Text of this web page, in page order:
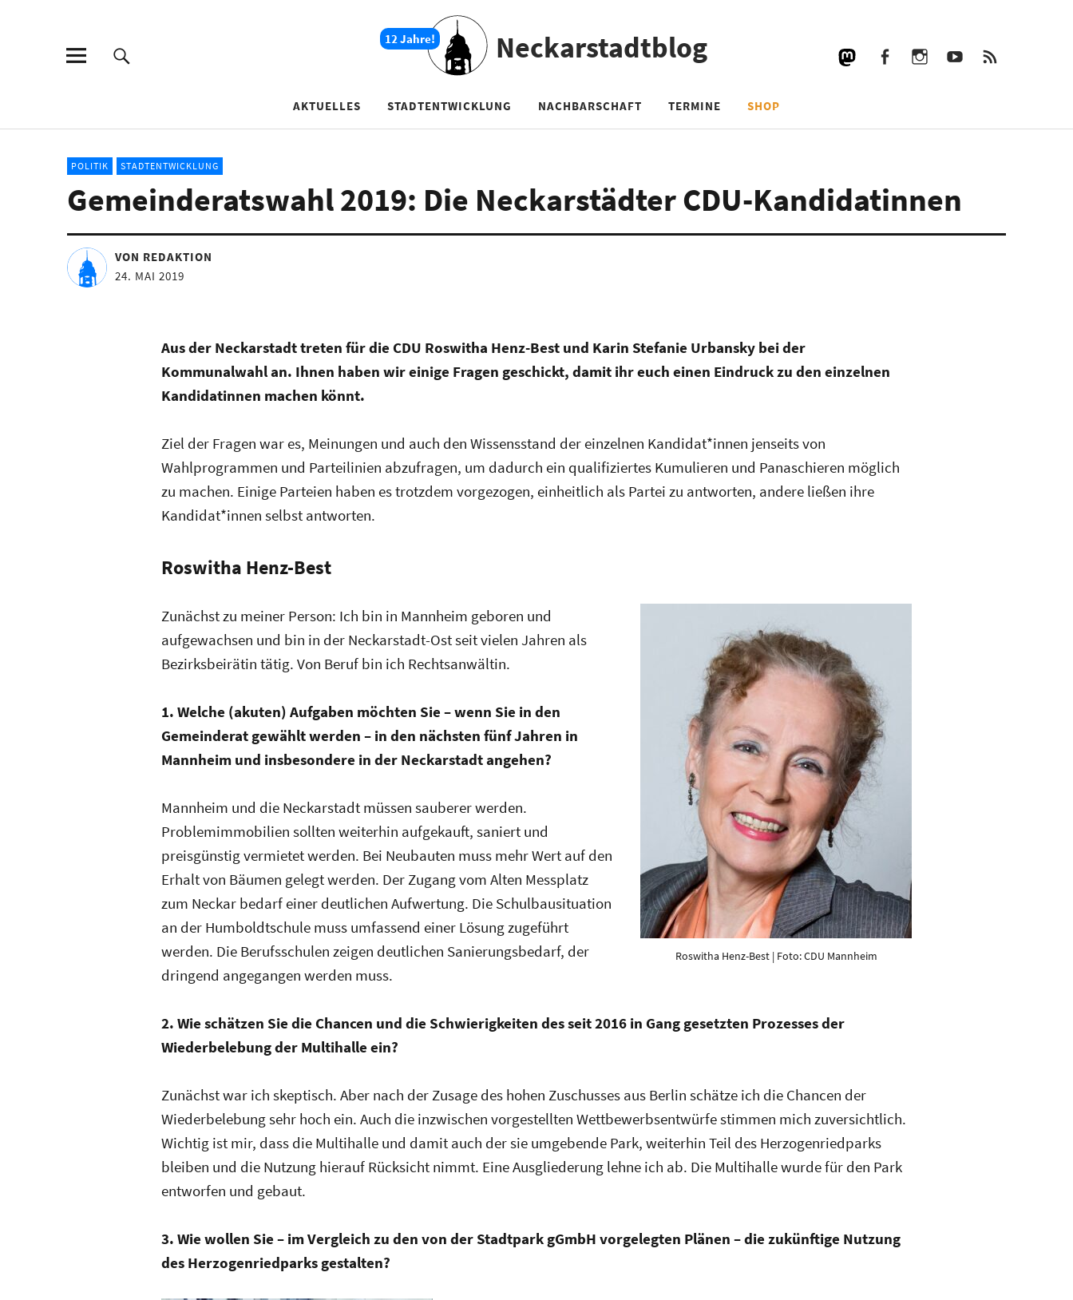
Neckarstadtblog
AKTUELLES STADTENTWICKLUNG NACHBARSCHAFT TERMINE SHOP
POLITIK STADTENTWICKLUNG
Gemeinderatswahl 2019: Die Neckarstädter CDU-Kandidatinnen
VON REDAKTION
24. MAI 2019
Aus der Neckarstadt treten für die CDU Roswitha Henz-Best und Karin Stefanie Urbansky bei der
Kommunalwahl an. Ihnen haben wir einige Fragen geschickt, damit ihr euch einen Eindruck zu den einzelnen
Kandidatinnen machen könnt.
Ziel der Fragen war es, Meinungen und auch den Wissensstand der einzelnen Kandidat*innen jenseits von
Wahlprogrammen und Parteilinien abzufragen, um dadurch ein qualifiziertes Kumulieren und Panaschieren möglich
zu machen. Einige Parteien haben es trotzdem vorgezogen, einheitlich als Partei zu antworten, andere ließen ihre
Kandidat*innen selbst antworten.
Roswitha Henz-Best
Roswitha Henz-Best | Foto: CDU Mannheim
Zunächst zu meiner Person: Ich bin in Mannheim geboren und
aufgewachsen und bin in der Neckarstadt-Ost seit vielen Jahren als
Bezirksbeirätin tätig. Von Beruf bin ich Rechtsanwältin.
1. Welche (akuten) Aufgaben möchten Sie – wenn Sie in den
Gemeinderat gewählt werden – in den nächsten fünf Jahren in
Mannheim und insbesondere in der Neckarstadt angehen?
Mannheim und die Neckarstadt müssen sauberer werden.
Problemimmobilien sollten weiterhin aufgekauft, saniert und
preisgünstig vermietet werden. Bei Neubauten muss mehr Wert auf den
Erhalt von Bäumen gelegt werden. Der Zugang vom Alten Messplatz
zum Neckar bedarf einer deutlichen Aufwertung. Die Schulbausituation
an der Humboldtschule muss umfassend einer Lösung zugeführt
werden. Die Berufsschulen zeigen deutlichen Sanierungsbedarf, der
dringend angegangen werden muss.
2. Wie schätzen Sie die Chancen und die Schwierigkeiten des seit 2016 in Gang gesetzten Prozesses der
Wiederbelebung der Multihalle ein?
Zunächst war ich skeptisch. Aber nach der Zusage des hohen Zuschusses aus Berlin schätze ich die Chancen der
Wiederbelebung sehr hoch ein. Auch die inzwischen vorgestellten Wettbewerbsentwürfe stimmen mich zuversichtlich.
Wichtig ist mir, dass die Multihalle und damit auch der sie umgebende Park, weiterhin Teil des Herzogenriedparks
bleiben und die Nutzung hierauf Rücksicht nimmt. Eine Ausgliederung lehne ich ab. Die Multihalle wurde für den Park
entworfen und gebaut.
3. Wie wollen Sie – im Vergleich zu den von der Stadtpark gGmbH vorgelegten Plänen – die zukünftige Nutzung
des Herzogenriedparks gestalten?